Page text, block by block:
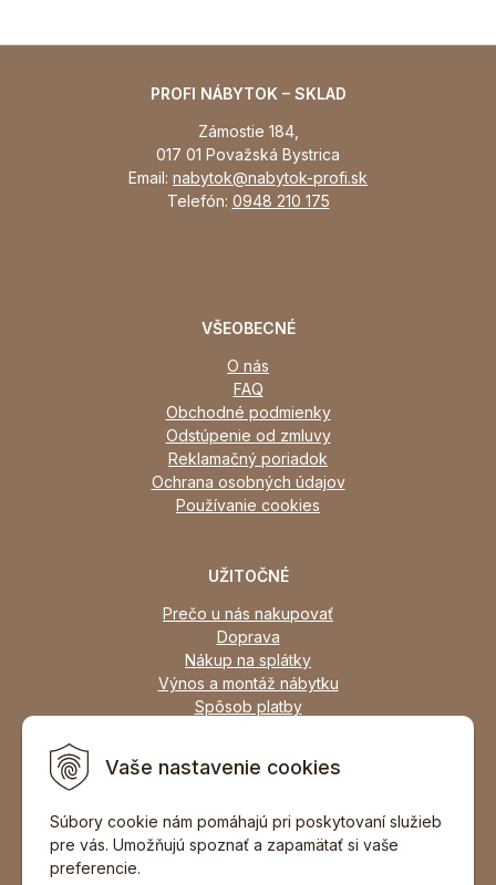
Vaše nastavenie cookies
Súbory cookie nám pomáhajú pri poskytovaní služieb
pre vás. Umožňujú spoznať a zapamätať si vaše
preferencie.
PROFI NÁBYTOK – SKLAD
Zámostie 184,
017 01 Považská Bystrica
Email: nabytok@nabytok-profi.sk
Telefón: 0948 210 175
VŠEOBECNÉ
O nás
FAQ
Obchodné podmienky
Odstúpenie od zmluvy
Reklamačný poriadok
Ochrana osobných údajov
Používanie cookies
UŽITOČNÉ
Prečo u nás nakupovať
Doprava
Nákup na splátky
Výnos a montáž nábytku
Spôsob platby
Zariadime všetky typy interiérov
DOPORUČIŤ ZNÁMEMU